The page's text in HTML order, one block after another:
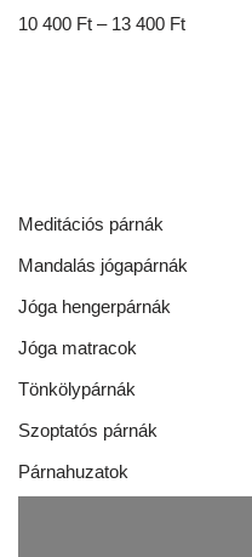
10 400 Ft – 13 400 Ft
Meditációs párnák
Mandalás jógapárnák
Jóga hengerpárnák
Jóga matracok
Tönkölypárnák
Szoptatós párnák
Párnahuzatok